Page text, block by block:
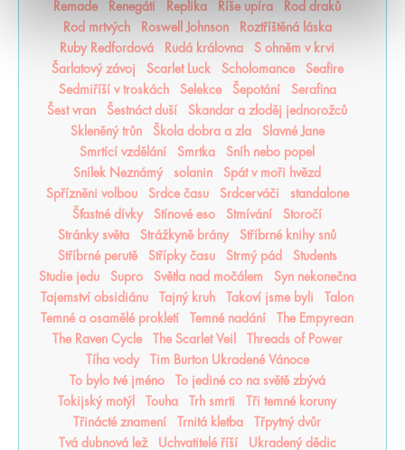
Remade
Renegáti Replika Říše upíra
Rod draků
Rod mrtvých
Roswell Johnson
Roztříštěná láska
Ruby Redfordová
Rudá královna
S ohněm v krvi
Šarlatový závoj
Scarlet Luck Scholomance
Seafire
Sedmiříší v troskách
Selekce Šepotání
Serafina
Šest vran
Šestnáct duší
Skandar a zloděj jednorožců
Skleněný trůn
Škola dobra a zla
Slavné Jane
Smrtící vzdělání
Smrtka
Sníh nebo popel
Snílek Neznámý
solanin
Spát v moři hvězd
Spřízněni volbou
Srdce času Srdcerváči
standalone
Šťastné dívky
Stínové eso Stmívání
Storočí
Stránky světa
Strážkyně brány
Stříbrné knihy snů
Stříbrné perutě
Střípky času Strmý pád
Students
Studie jedu
Supro Světla nad močálem
Syn nekonečna
Tajemství obsidiánu
Tajný kruh Takoví jsme byli
Talon
Temné a osamělé prokletí
Temné nadání
The Empyrean
The Raven Cycle
The Scarlet Veil
Threads of Power
Tíha vody
Tim Burton Ukradené Vánoce
To bylo tvé jméno
To jediné co na světě zbývá
Tokijský motýl
Touha Trh smrti
Tři temné koruny
Třinácté znamení
Trnitá kletba
Třpytný dvůr
Tvá dubnová lež
Uchvatitelé říší
Ukradený dědic